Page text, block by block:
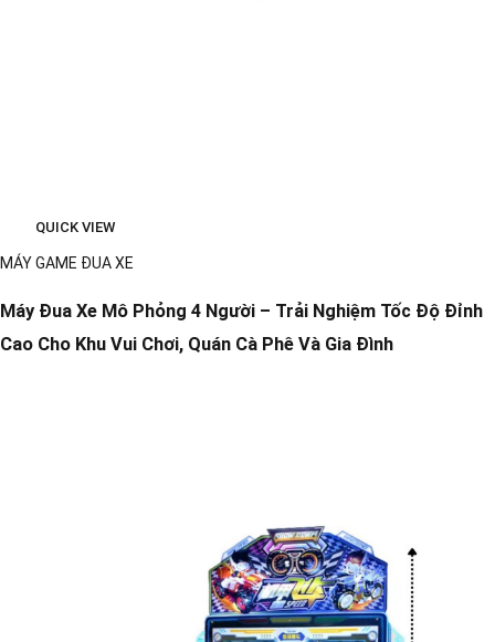
QUICK VIEW
MÁY GAME ĐUA XE
Máy Đua Xe Mô Phỏng 4 Người – Trải Nghiệm Tốc Độ Đỉnh
Cao Cho Khu Vui Chơi, Quán Cà Phê Và Gia Đình